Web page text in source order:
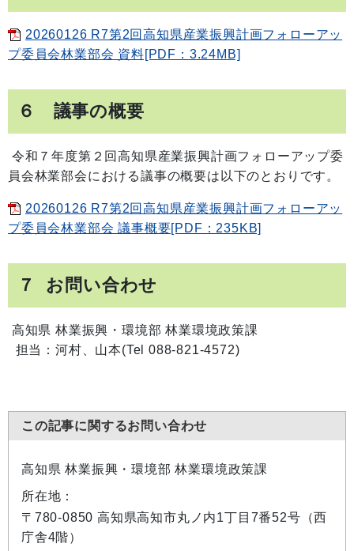
20260126 R7第2回高知県産業振興計画フォローアッ
プ委員会林業部会 資料[PDF：3.24MB]
６ 議事の概要
令和７年度第２回高知県産業振興計画フォローアップ委
員会林業部会における議事の概要は以下のとおりです。
20260126 R7第2回高知県産業振興計画フォローアッ
プ委員会林業部会 議事概要[PDF：235KB]
７ お問い合わせ
高知県 林業振興・環境部 林業環境政策課
担当：河村、山本(Tel 088-821-4572)
この記事に関するお問い合わせ
高知県 林業振興・環境部 林業環境政策課
所在地：
〒780-0850 高知県高知市丸ノ内1丁目7番52号（西
庁舎4階）